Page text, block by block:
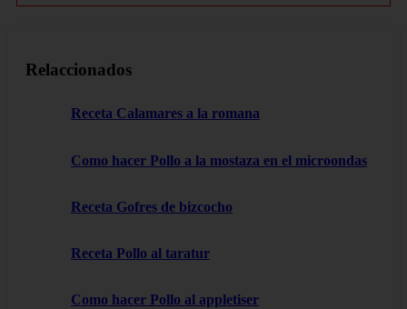
Relaccionados
Receta Calamares a la romana
Como hacer Pollo a la mostaza en el microondas
Receta Gofres de bizcocho
Receta Pollo al taratur
Como hacer Pollo al appletiser